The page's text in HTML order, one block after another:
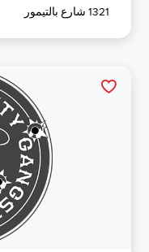
1321 شارع بالتيمور